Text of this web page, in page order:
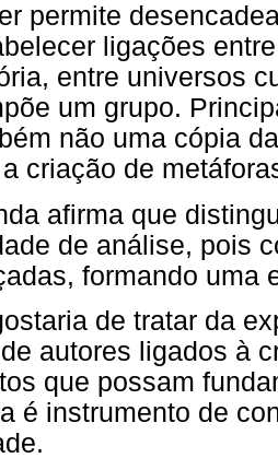
permite
ligações
entre universos
um grupo.
não uma cópia
criação de
afirma que
de análise, pois
formando uma
de tratar da
autores ligados à
que possam
é instrumento de